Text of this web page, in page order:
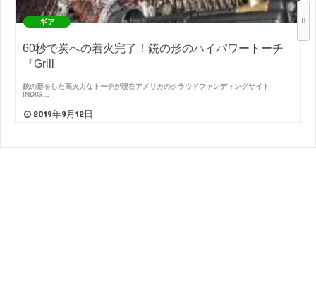
ギア
60秒で炭への着火完了！銃の形のハイパワートーチ
『Grill
銃の形をした高火力なトーチが現在アメリカのクラウドファンディングサイト
INDIG…
2019年9月12日